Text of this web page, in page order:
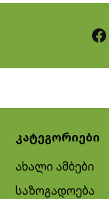
Facebook
კატეგორიები
ახალი ამბები
საზოგადოება